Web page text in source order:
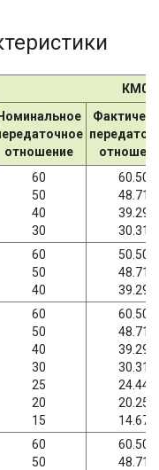
отношение
60
50
40
30
60.50
48.71
39.29
30.31
60
50
40
50.50
48.71
39.29
60
50
40
30
25
20
15
60.50
48.71
39.29
30.31
24.44
20.25
14.67
60
50
60.50
48.71